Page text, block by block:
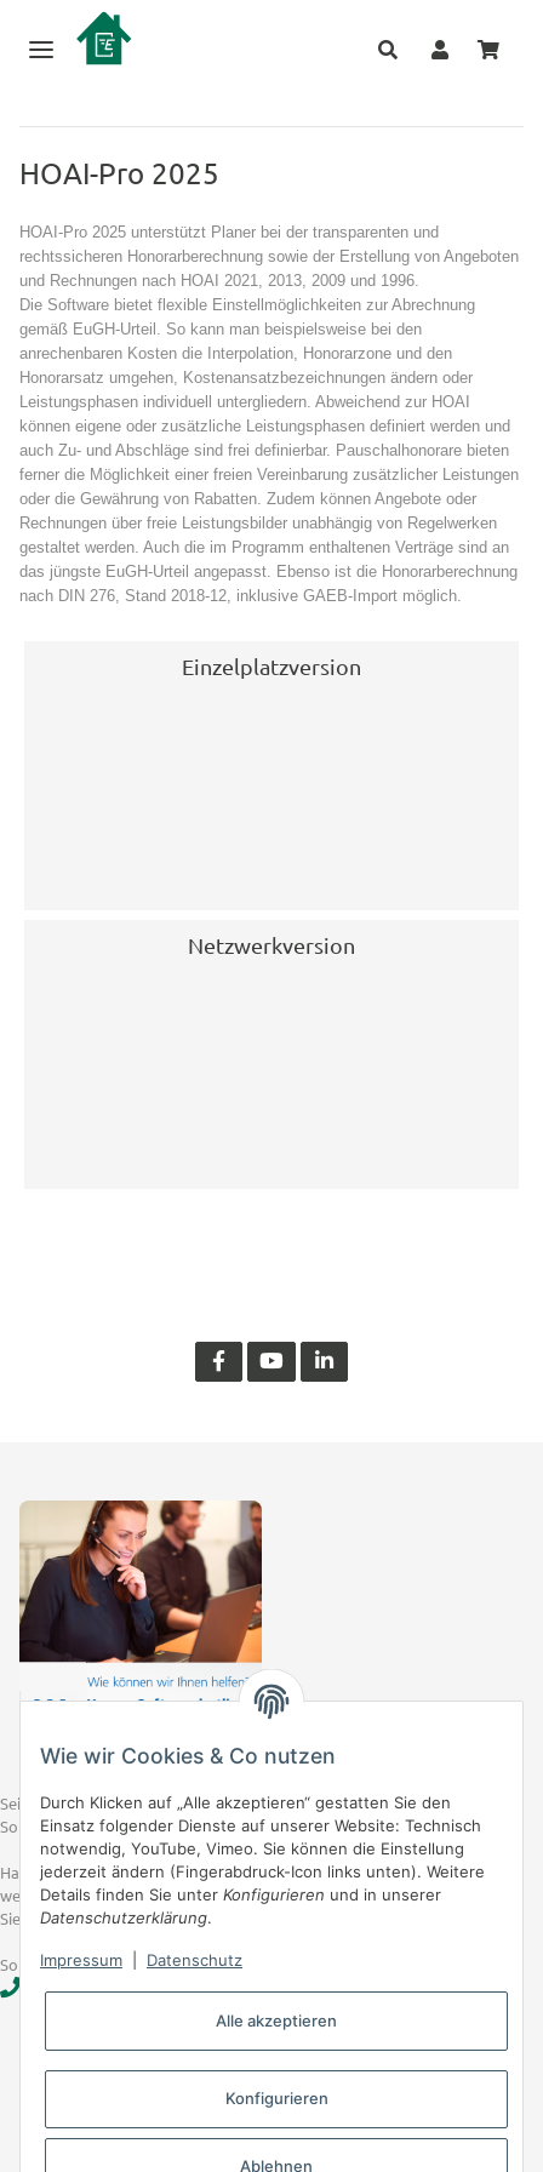
HOAI-Pro 2025
HOAI-Pro 2025 unterstützt Planer bei der transparenten und
rechtssicheren Honorarberechnung sowie der Erstellung von Angeboten
und Rechnungen nach HOAI 2021, 2013, 2009 und 1996.
Die Software bietet flexible Einstellmöglichkeiten zur Abrechnung
gemäß EuGH-Urteil. So kann man beispielsweise bei den
anrechenbaren Kosten die Interpolation, Honorarzone und den
Honorarsatz umgehen, Kostenansatzbezeichnungen ändern oder
Leistungsphasen individuell untergliedern. Abweichend zur HOAI
können eigene oder zusätzliche Leistungsphasen definiert werden und
auch Zu- und Abschläge sind frei definierbar. Pauschalhonorare bieten
ferner die Möglichkeit einer freien Vereinbarung zusätzlicher Leistungen
oder die Gewährung von Rabatten. Zudem können Angebote oder
Rechnungen über freie Leistungsbilder unabhängig von Regelwerken
gestaltet werden. Auch die im Programm enthaltenen Verträge sind an
das jüngste EuGH-Urteil angepasst. Ebenso ist die Honorarberechnung
nach DIN 276, Stand 2018-12, inklusive GAEB-Import möglich.
Einzelplatzversion
Netzwerkversion
Seit mehr als 25 Jahren sind wir ein zuverlässiger Anbieter von
Software für die Baubranche.
Haben Sie Fragen? Wir freuen uns über Ihren Anruf und sind
werktags von 08.00 - 12.00 Uhr und von 14.00 - 16.00 Uhr für
Sie zu erreichen.
Softwarehotline
+49 (0)351 87 32 15 10
Wie wir Cookies & Co nutzen
Durch Klicken auf „Alle akzeptieren“ gestatten Sie den
Einsatz folgender Dienste auf unserer Website: Technisch
notwendig, YouTube, Vimeo. Sie können die Einstellung
jederzeit ändern (Fingerabdruck-Icon links unten). Weitere
Details finden Sie unter Konfigurieren und in unserer
Datenschutzerklärung.
Impressum Datenschutz
Alle akzeptieren
Konfigurieren
Ablehnen